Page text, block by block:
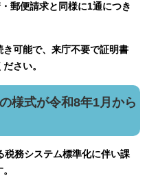
郵便請求と同様に1通につき
可能で、来庁不要で証明書
さい。
様式が令和8年1月から
税務システム標準化に伴い課